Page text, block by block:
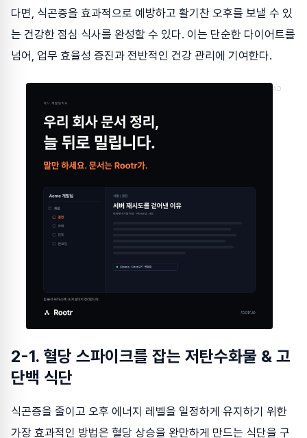
다면, 식곤증을 효과적으로 예방하고 활기찬 오후를 보낼 수 있
는 건강한 점심 식사를 완성할 수 있다. 이는 단순한 다이어트를
넘어, 업무 효율성 증진과 전반적인 건강 관리에 기여한다.
AD
2-1. 혈당 스파이크를 잡는 저탄수화물 & 고
단백 식단
식곤증을 줄이고 오후 에너지 레벨을 일정하게 유지하기 위한
가장 효과적인 방법은 혈당 상승을 완만하게 만드는 식단을 구